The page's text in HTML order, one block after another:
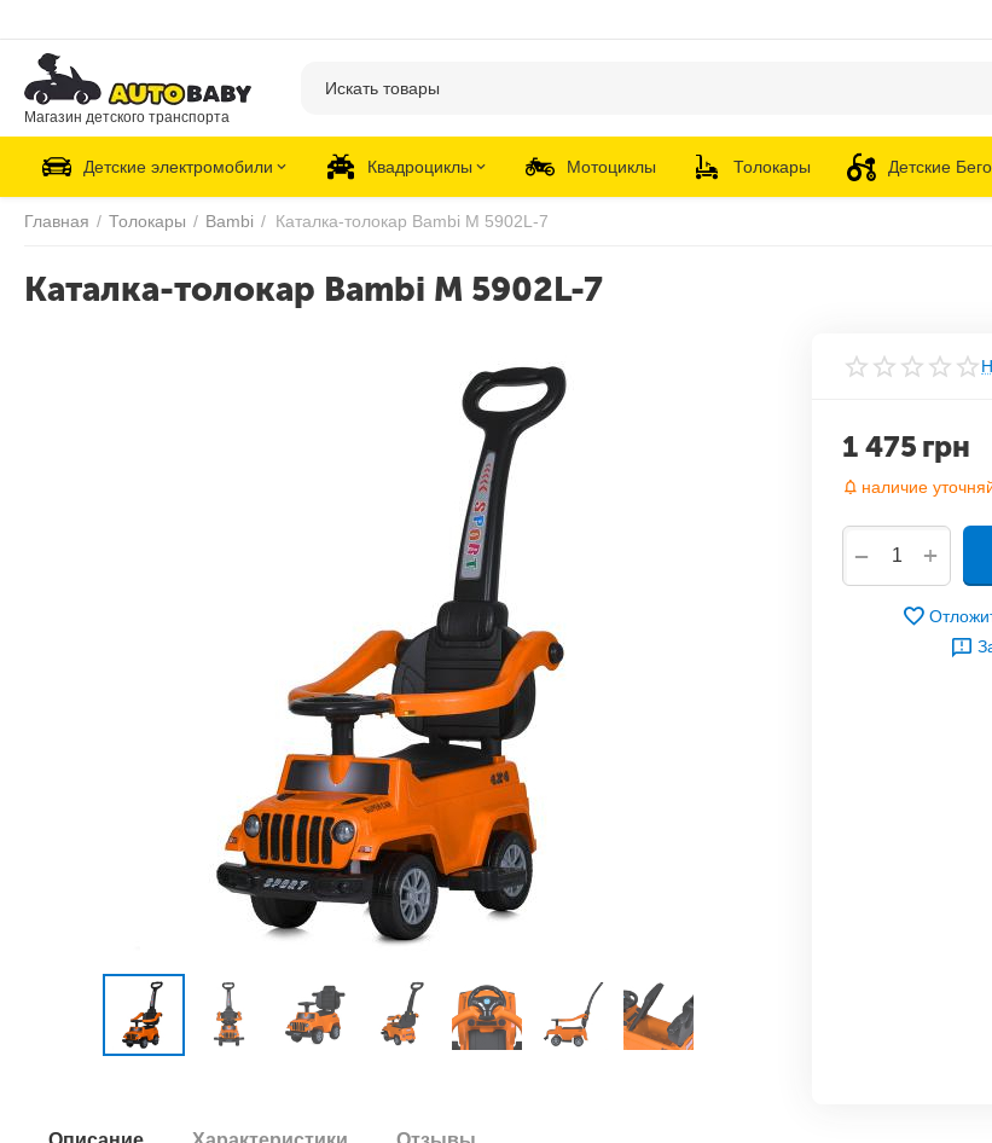
Магазин детского транспорта
Детские электромобили Квадроциклы Мотоциклы Толокары Детские
Главная / Толокары / Bambi / Каталка-толокар Bambi M 5902L-7
Каталка-толокар Bambi M 5902L-7
1 475 грн
наличие
+
−